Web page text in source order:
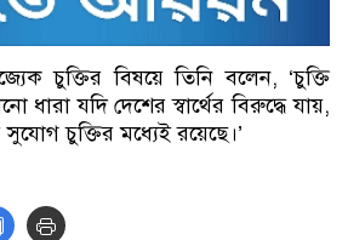
চুক্তির বিষয়ে তিনি বলেন, ‘চুক্তি
ধারা যদি দেশের স্বার্থের বিরুদ্ধে যায়,
চুক্তির মধ্যেই রয়েছে।’